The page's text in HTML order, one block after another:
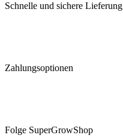
Schnelle und sichere Lieferung
Zahlungsoptionen
Folge SuperGrowShop